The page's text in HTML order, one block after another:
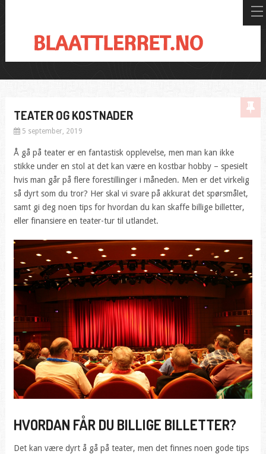
TEATER OG KOSTNADER
5 september, 2019
Å gå på teater er en fantastisk opplevelse, men man kan ikke
stikke under en stol at det kan være en kostbar hobby – spesielt
hvis man går på flere forestillinger i måneden. Men er det virkelig
så dyrt som du tror? Her skal vi svare på akkurat det spørsmålet,
samt gi deg noen tips for hvordan du kan skaffe billige billetter,
eller finansiere en teater-tur til utlandet.
HVORDAN FÅR DU BILLIGE BILLETTER?
Det kan være dyrt å gå på teater, men det finnes noen gode tips